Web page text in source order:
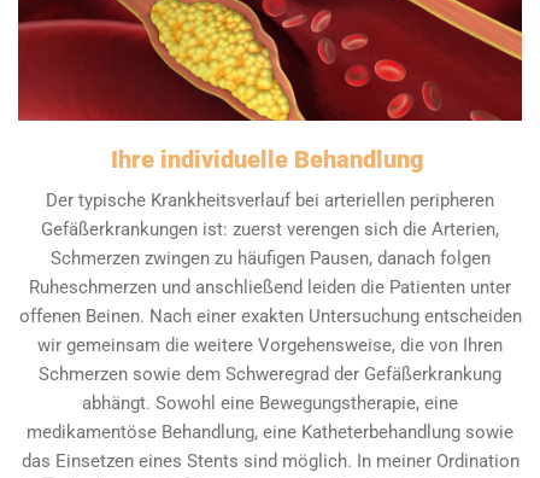
Ihre individuelle Behandlung
Der typische Krankheitsverlauf bei arteriellen peripheren
Gefäßerkrankungen ist: zuerst verengen sich die Arterien,
Schmerzen zwingen zu häufigen Pausen, danach folgen
Ruheschmerzen und anschließend leiden die Patienten unter
offenen Beinen. Nach einer exakten Untersuchung entscheiden
wir gemeinsam die weitere Vorgehensweise, die von Ihren
Schmerzen sowie dem Schweregrad der Gefäßerkrankung
abhängt. Sowohl eine Bewegungstherapie, eine
medikamentöse Behandlung, eine Katheterbehandlung sowie
das Einsetzen eines Stents sind möglich. In meiner Ordination